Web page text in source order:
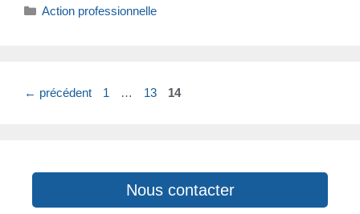
Catégories
Action professionnelle
← précédent Page
1 … Page
13 Page
14
Nous contacter